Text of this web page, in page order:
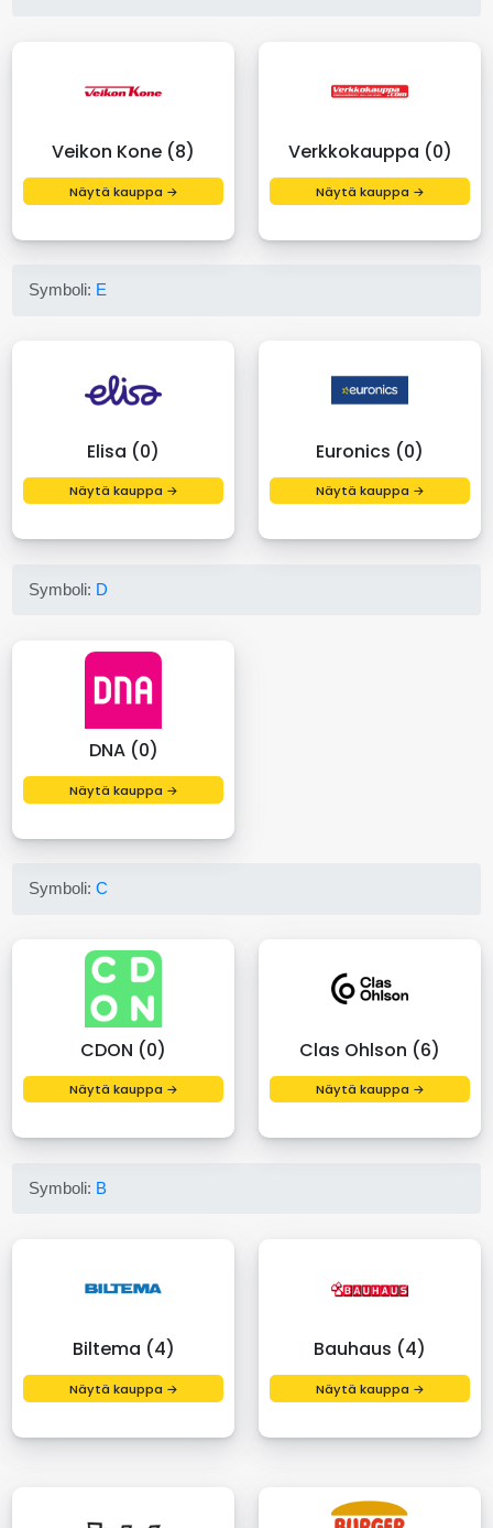
Veikon Kone (8)
Näytä kauppa →
Verkkokauppa (0)
Näytä kauppa →
Symboli: E
Elisa (0)
Näytä kauppa →
Euronics (0)
Näytä kauppa →
Symboli: D
DNA (0)
Näytä kauppa →
Symboli:C
CDON (0)
Näytä kauppa →
Clas Ohlson (6)
Näytä kauppa →
Symboli: B
Biltema (4)
Näytä kauppa →
Bauhaus (4)
Näytä kauppa →